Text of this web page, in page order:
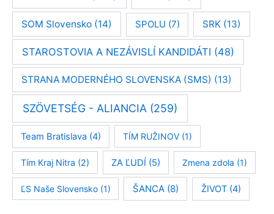
SOM Slovensko (14) SPOLU (7) SRK (13)
STAROSTOVIA A NEZÁVISLÍ KANDIDÁTI (48)
STRANA MODERNÉHO SLOVENSKA (SMS) (13)
SZÖVETSÉG - ALIANCIA (259)
Team Bratislava (4) TÍM RUŽINOV (1)
Tím Kraj Nitra (2) ZA ĽUDÍ (5) Zmena zdola (1)
ĽS Naše Slovensko(1) ŠANCA(8) ŽIVOT(4)